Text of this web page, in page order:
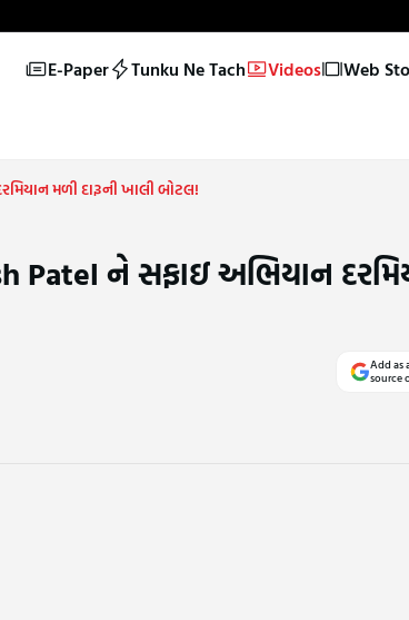
E-Paper Tunku Ne Tach Videos Web
મળી દારૂની ખાલી બોટલ!
Patel ને સફાઇ અભિયાન
Add as
source